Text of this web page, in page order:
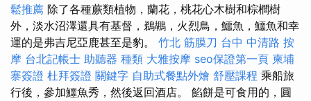
鬆推薦 除了各種蕨類植物，蘭花，桃花心木樹和棕櫚樹
外，淡水沼澤還具有基督，鵜鶘，火烈鳥，鱷魚，鱷魚和幸
運的是弗吉尼亞鹿甚至是豹。 竹北 筋膜刀 台中 中清路 按
摩 台北記帳士 助聽器 種類 大雅按摩 seo保證第一頁 柬埔
寨簽證 杜拜簽證 關鍵字 自助式餐點外燴 舒壓課程 乘船旅
行後，參加鱷魚秀，然後返回酒店。 餡餅是可食用的，圓